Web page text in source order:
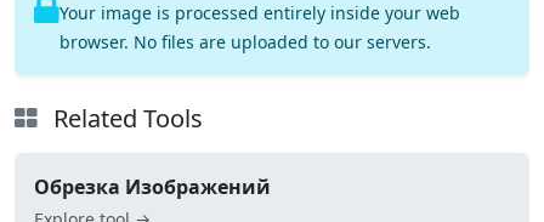
Your image is processed entirely inside your web
browser. No files are uploaded to our servers.
Related Tools
Обрезка Изображений